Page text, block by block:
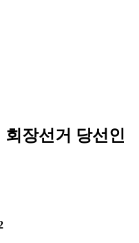
장선거 당선인